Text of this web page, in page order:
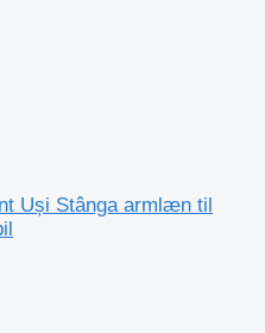
Uși Stânga armlæn til